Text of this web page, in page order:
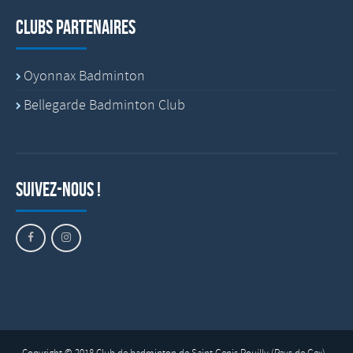
Clubs partenaires
Oyonnax Badminton
Bellegarde Badminton Club
Suivez-nous !